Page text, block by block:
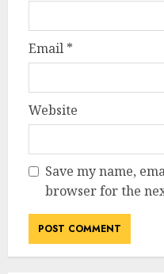
Email *
Website
Save my name,
browser for the